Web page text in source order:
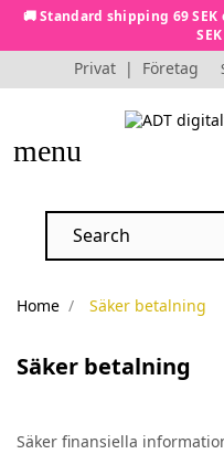
🚚 Standard shipping 69
Privat | Företag
menu
Home Säker betalning
Säker betalning
Säker finansiella